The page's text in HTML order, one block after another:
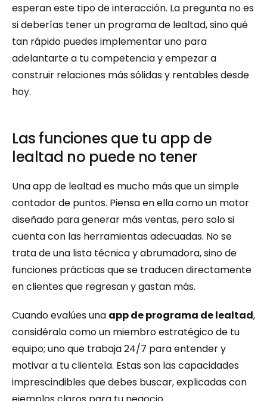
esperan este tipo de interacción. La pregunta no es
si deberías tener un programa de lealtad, sino qué
tan rápido puedes implementar uno para
adelantarte a tu competencia y empezar a
construir relaciones más sólidas y rentables desde
hoy.
Las funciones que tu app de
lealtad no puede no tener
Una app de lealtad es mucho más que un simple
contador de puntos. Piensa en ella como un motor
diseñado para generar más ventas, pero solo si
cuenta con las herramientas adecuadas. No se
trata de una lista técnica y abrumadora, sino de
funciones prácticas que se traducen directamente
en clientes que regresan y gastan más.
Cuando evalúes una app de programa de lealtad,
considérala como un miembro estratégico de tu
equipo; uno que trabaja 24/7 para entender y
motivar a tu clientela. Estas son las capacidades
imprescindibles que debes buscar, explicadas con